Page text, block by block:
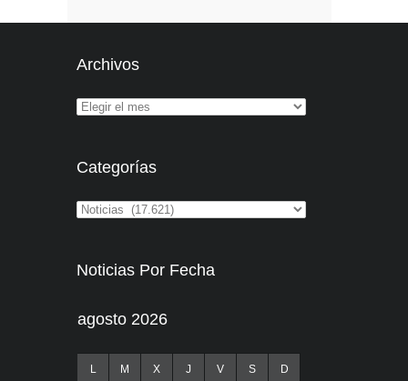
Archivos
Categorías
Noticias Por Fecha
agosto 2026
L M X J V S D